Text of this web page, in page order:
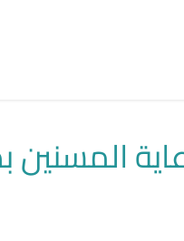
المسنين